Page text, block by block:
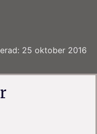
25 oktober 2016